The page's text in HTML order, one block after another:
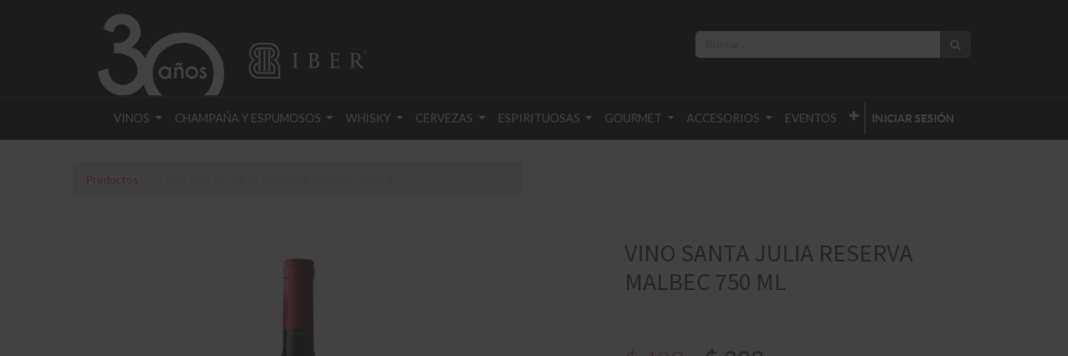
VINOS CHAMPAÑA Y ESPUMOSOS WHISKY CERVEZAS ESPIRITUOSAS GOURMET ACCESORIOS EVENTOS INICIAR SESIÓN
Productos
VINO SANTA JULIA RESERVA
MALBEC 750 ML